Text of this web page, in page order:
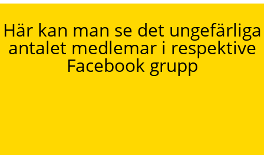
Här kan man se det ungefärliga
antalet medlemar i respektive
Facebook grupp